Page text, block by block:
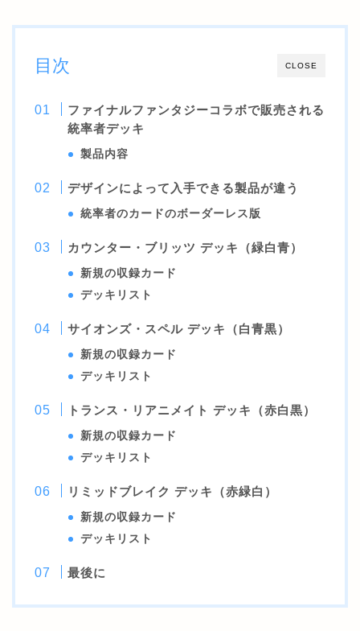
CLOSE
目次
ファイナルファンタジーコラボで販売される
統率者デッキ
製品内容
デザインによって入手できる製品が違う
統率者のカードのボーダーレス版
カウンター・ブリッツ デッキ（緑白青）
新規の収録カード
デッキリスト
サイオンズ・スペル デッキ（白青黒）
新規の収録カード
デッキリスト
トランス・リアニメイト デッキ（赤白黒）
新規の収録カード
デッキリスト
リミッドブレイク デッキ（赤緑白）
新規の収録カード
デッキリスト
最後に